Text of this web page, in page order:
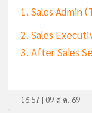
Sales Admin
Sales
After Sales
16:57 | 09 ส.ค. 69